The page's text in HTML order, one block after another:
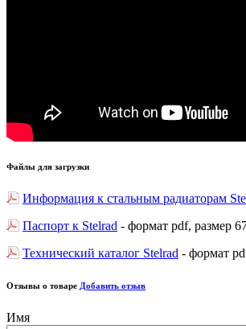
Файлы для загрузки
Информация к стальным радиаторам
Паспорт к Stelrad - формат pdf, размер
Технический каталог Stelrad - формат
Отзывы о товаре Добавить отзыв
Имя